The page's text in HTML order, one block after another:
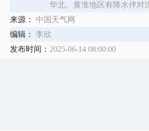
华北、黄淮地区有降水伴对
来源：
中国天气网
编辑：
李欣
发布时间： 2025-06-14 08:00:00